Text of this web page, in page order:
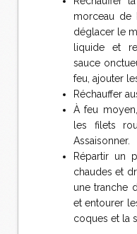
morceau de
déglacer le
liquide et
sauce
feu, ajouter
Réchauffer
À feu
les filets
Assaisonner.
Répartir un
chaudes et
une tranche
et entourer
coques et la